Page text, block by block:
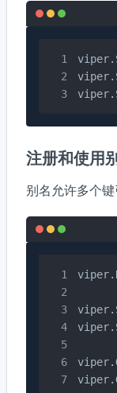
注册和使用
别名允许多个